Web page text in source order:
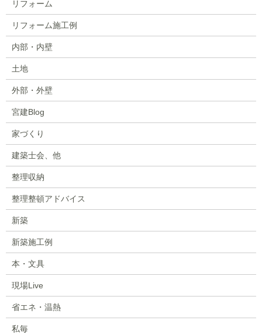
リフォーム
リフォーム施工例
内部・内壁
土地
外部・外壁
宮建Blog
家づくり
建築士会、他
整理収納
整理整頓アドバイス
新築
新築施工例
本・文具
現場Live
省エネ・温熱
私毎